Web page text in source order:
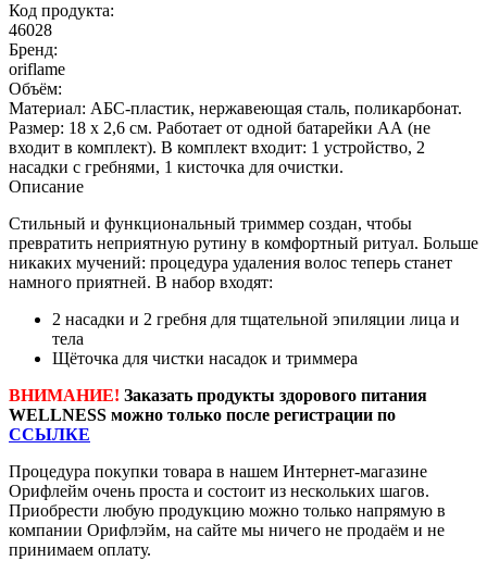
Код продукта:
46028
Бренд:
oriflame
Объём:
Материал: AБС-пластик, нержавеющая сталь, поликарбонат.
Размер: 18 х 2,6 см. Работает от одной батарейки АА (не
входит в комплект). В комплект входит: 1 устройство, 2
насадки с гребнями, 1 кисточка для очистки.
Описание
Стильный и функциональный триммер создан, чтобы
превратить неприятную рутину в комфортный ритуал. Больше
никаких мучений: процедура удаления волос теперь станет
намного приятней. В набор входят:
2 насадки и 2 гребня для тщательной эпиляции лица и
тела
Щёточка для чистки насадок и триммера
ВНИМАНИЕ! Заказать продукты здорового питания
WELLNESS можно только после регистрации по
ССЫЛКЕ
Процедура покупки товара в нашем Интернет-магазине
Орифлейм очень проста и состоит из нескольких шагов.
Приобрести любую продукцию можно только напрямую в
компании Орифлэйм, на сайте мы ничего не продаём и не
принимаем оплату.